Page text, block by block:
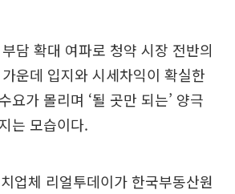
담 확대 여파로 청약 시장 전반의
운데 입지와 시세차익이 확실한
요가 몰리며 ‘될 곳만 되는’ 양극
는 모습이다.
업체 리얼투데이가 한국부동산원